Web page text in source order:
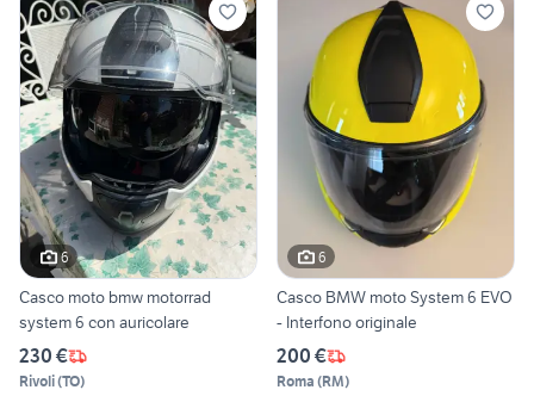
6
Casco moto bmw motorrad
system 6 con auricolare
230 €
Rivoli(TO)
6
Casco BMW moto System 6 EVO
- Interfono originale
200 €
Roma (RM)